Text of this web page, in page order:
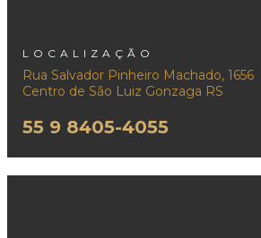
LOCALIZAÇÃO
Rua Salvador Pinheiro Machado, 1656
Centro de São Luiz Gonzaga RS
55 9 8405-4055